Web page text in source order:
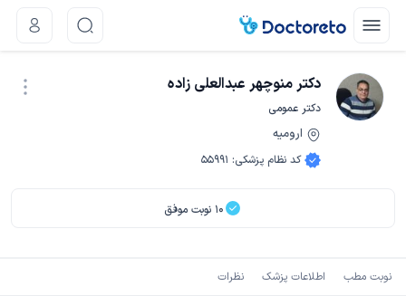
دکتر منوچهر عبدالعلی زاده
دکتر عمومی
ارومیه
کد نظام پزشکی:
55991
10 نوبت موفق
نوبت مطب اطلاعات پزشک نظرات